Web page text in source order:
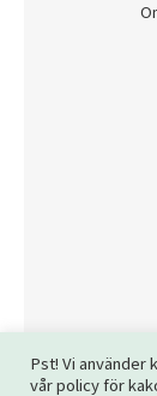
Pst! Vi
vår policy för